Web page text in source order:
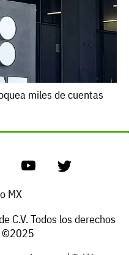
miles de cuentas
MX
C.V. Todos los derechos
©2025